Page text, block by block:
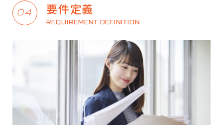
04 要件定義
REQUIREMENT DEFINITION